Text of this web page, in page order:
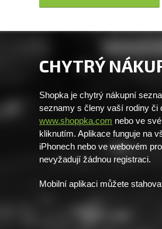
CHYTRÝ
Shopka je chytrý nákupní
seznamy s členy vaší rodiny či
www.shoppka.com nebo ve
kliknutím. Aplikace funguje na
iPhonech nebo ve webovém
nevyžadují žádnou registraci.
Mobilní aplikaci můžete